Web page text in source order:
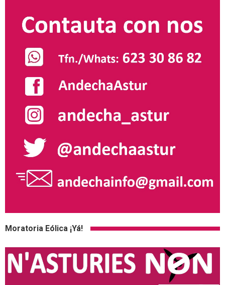
Moratoria Eólica ¡Yá!